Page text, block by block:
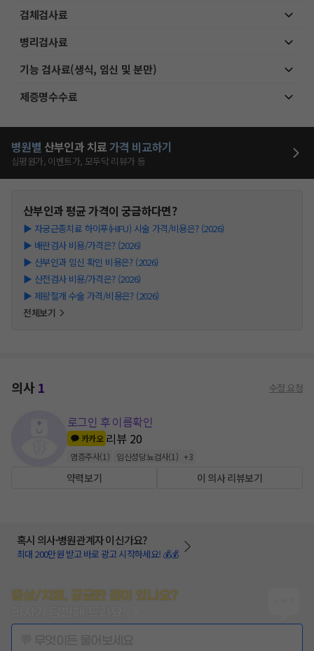
검체검사료
병리검사료
기능 검사료(생식, 임신 및 분만)
제증명수수료
병원별 산부인과 치료가격 비교하기
심평원가, 이벤트가, 모두닥 리뷰가 등
산부인과평균 가격이 궁금하다면?
▶ 자궁근종치료 하이푸(HIFU) 시술 가격/비용은? (2026)
▶ 배란검사 비용/가격은? (2026)
▶ 산부인과 임신 확인 비용은? (2026)
▶ 산전검사 비용/가격은? (2026)
▶ 제왕절개 수술 가격/비용은? (2026)
전체보기
의사1 수정 요청
로그인 후 이름확인
카카오 리뷰 20
염증주사(1 ) 임신성당뇨검사(1 ) +3
약력보기 이 의사 리뷰보기
혹시 의사·병원관계자 이신가요?
최대 200만원 받고 바로 광고 시작하세요! 💰💰
증상/치료, 궁금한 점이 있나요?